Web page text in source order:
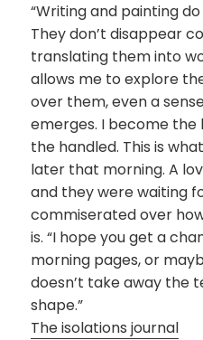
“Writing and painting
They don’t disappear
translating them into
allows me to explore
over them, even a
emerges. I become
the handled. This is
later that morning. A
and they were waiting
commiserated over
is. “I hope you get a
morning pages, or
doesn’t take away the
shape.”
The isolations journal